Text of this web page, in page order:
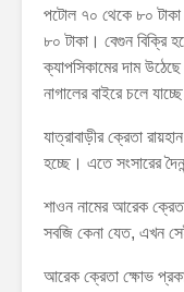
পটোল ৭০ থেকে ৮০ টাকা
৮০ টাকা। বেগুন বিক্রি
ক্যাপসিকামের দাম
নাগালের বাইরে চলে
যাত্রাবাড়ীর ক্রেতা
হচ্ছে। এতে সংসারের
শাওন নামের আরেক
সবজি কেনা যেত, এখন
আরেক ক্রেতা ক্ষোভ